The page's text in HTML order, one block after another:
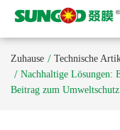
Zuhause
Technische
Nachhaltige Lösungen:
Beitrag zum Umweltschutz